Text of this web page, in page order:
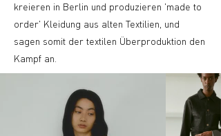
kreieren in Berlin und produzieren 'made to
order' Kleidung aus alten Textilien, und
sagen somit der textilen Überproduktion den
Kampf an.